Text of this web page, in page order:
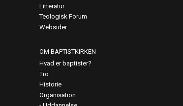
Litteratur
Teologisk Forum
Websider
OM BAPTISTKIRKEN
Hvad er baptister?
Tro
Historie
Organisation